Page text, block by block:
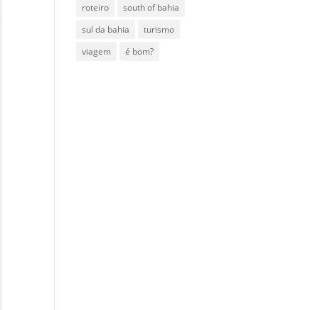
roteiro
south of bahia
sul da bahia
turismo
viagem
é bom?